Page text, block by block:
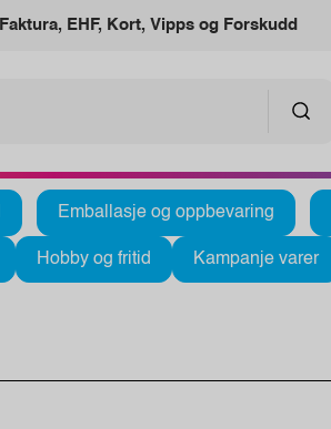
Faktura, EHF, Kort, Vipps og Forskudd
Emballasje og oppbevaring
Hobby og fritid Kampanje varer